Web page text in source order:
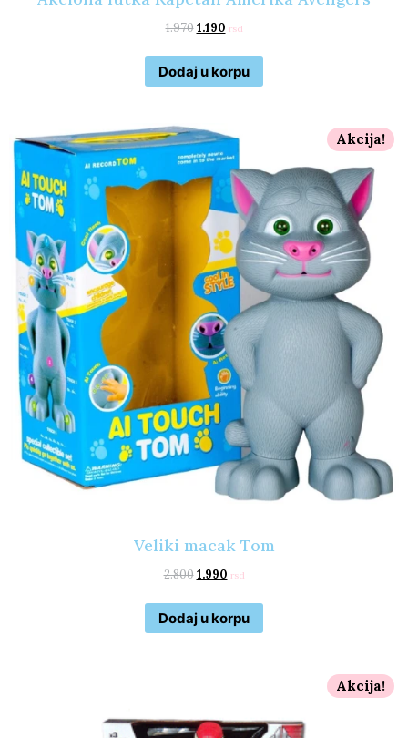
1.970 1.190 rsd
Dodaj u korpu
Akcija!
Veliki macak Tom
2.800 1.990 rsd
Dodaj u korpu
Akcija!